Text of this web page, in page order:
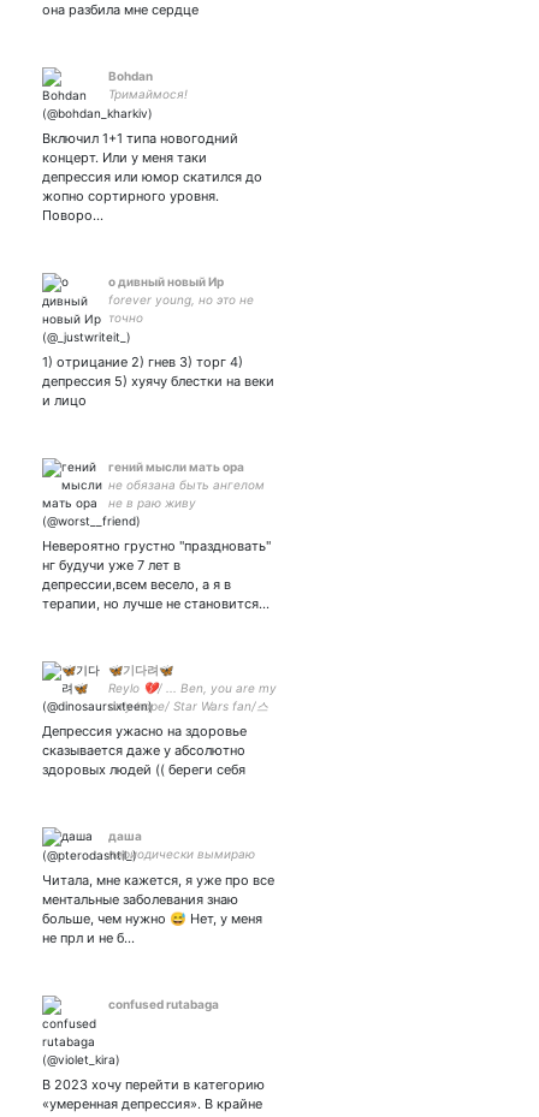
она разбила мне сердце
Bohdan
Тримаймося!
Включил 1+1 типа новогодний
концерт. Или у меня таки
депрессия или юмор скатился до
жопно сортирного уровня.
Поворо…
о дивный новый Ир
forever young, но это не
точно
1) отрицание 2) гнев 3) торг 4)
депрессия 5) хуячу блестки на веки
и лицо
гений мысли мать ора
не обязана быть ангелом
не в раю живу
Невероятно грустно "праздновать"
нг будучи уже 7 лет в
депрессии,всем весело, а я в
терапии, но лучше не становится…
🦋기다려🦋
Reylo 💔/ ... Ben, you are my
only hope/ Star Wars fan/스
Депрессия ужасно на здоровье
сказывается даже у абсолютно
здоровых людей (( береги себя
даша
периодически вымираю
Читала, мне кажется, я уже про все
ментальные заболевания знаю
больше, чем нужно 😅 Нет, у меня
не прл и не б…
confused rutabaga
В 2023 хочу перейти в категорию
«умеренная депрессия». В крайне